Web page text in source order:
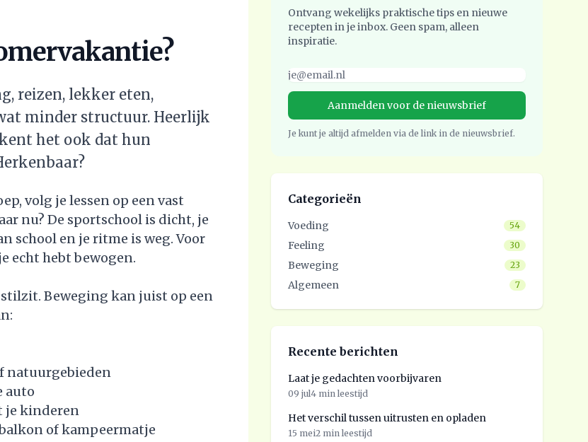
reizen, lekker eten,
minder structuur. Heerlijk
het ook dat hun
volg je lessen op een vast
nu? De sportschool is dicht, je
school en je ritme is weg. Voor
echt hebt bewogen.
Beweging kan juist op een
natuurgebieden
auto
je kinderen
of kampeermatje
Ontvang wekelijks praktische tips en nieuwe
recepten in je inbox. Geen spam, alleen
inspiratie.
Je kunt je altijd afmelden via de link in de nieuwsbrief.
Categorieën
Voeding 54
Feeling 30
Beweging 23
Algemeen 7
Recente berichten
Laat je gedachten voorbijvaren
09 jul4 min leestijd
Het verschil tussen uitrusten en opladen
15 mei2 min leestijd